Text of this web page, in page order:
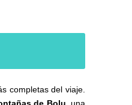
completas del viaje.